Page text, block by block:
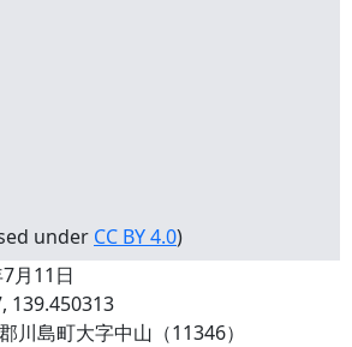
under CC BY 4.0)
月11日
139.450313
川島町大字中山（11346）